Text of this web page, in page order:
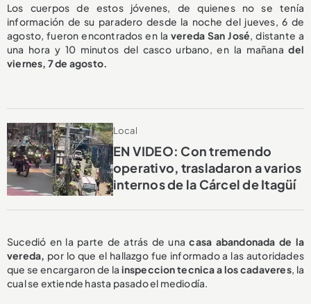
Los cuerpos de estos jóvenes, de quienes no se tenía
información de su paradero desde la noche del jueves, 6 de
agosto, fueron encontrados en la vereda San José, distante a
una hora y 10 minutos del casco urbano, en la mañana del
viernes, 7 de agosto.
Local
EN VIDEO: Con tremendo
operativo, trasladaron a varios
internos de la Cárcel de Itagüí
Sucedió en la parte de atrás de unacasa abandonada de la
vereda, por lo que el hallazgo fue informado a las autoridades
que se encargaron de la inspeccion tecnica a los cadaveres, la
cual se extiende hasta pasado el mediodía.